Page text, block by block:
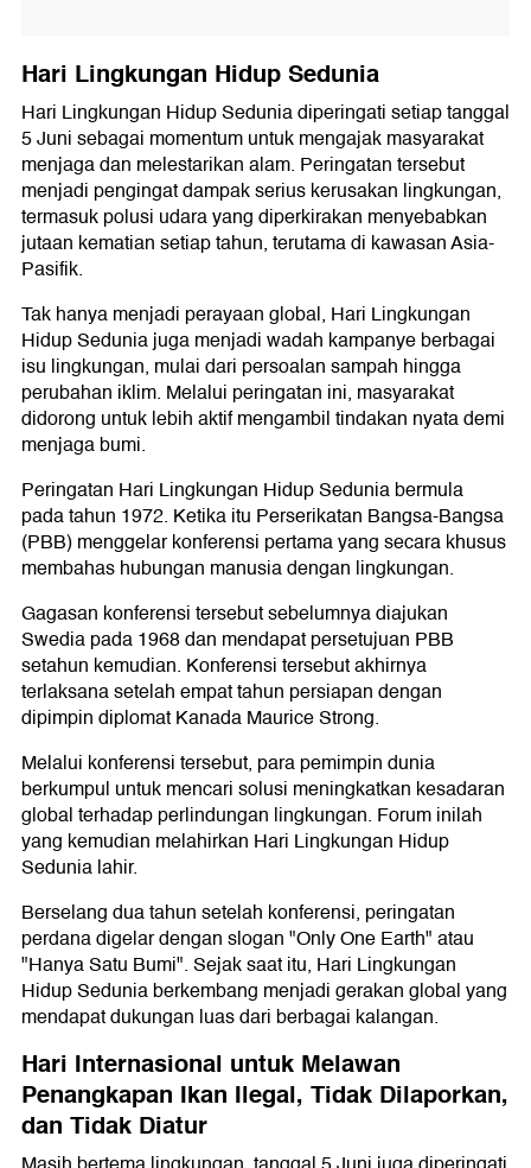
Hari Lingkungan Hidup Sedunia
Hari Lingkungan Hidup Sedunia diperingati setiap tanggal
5 Juni sebagai momentum untuk mengajak masyarakat
menjaga dan melestarikan alam. Peringatan tersebut
menjadi pengingat dampak serius kerusakan lingkungan,
termasuk polusi udara yang diperkirakan menyebabkan
jutaan kematian setiap tahun, terutama di kawasan Asia-
Pasifik.
Tak hanya menjadi perayaan global, Hari Lingkungan
Hidup Sedunia juga menjadi wadah kampanye berbagai
isu lingkungan, mulai dari persoalan sampah hingga
perubahan iklim. Melalui peringatan ini, masyarakat
didorong untuk lebih aktif mengambil tindakan nyata demi
menjaga bumi.
Peringatan Hari Lingkungan Hidup Sedunia bermula
pada tahun 1972. Ketika itu Perserikatan Bangsa-Bangsa
(PBB) menggelar konferensi pertama yang secara khusus
membahas hubungan manusia dengan lingkungan.
Gagasan konferensi tersebut sebelumnya diajukan
Swedia pada 1968 dan mendapat persetujuan PBB
setahun kemudian. Konferensi tersebut akhirnya
terlaksana setelah empat tahun persiapan dengan
dipimpin diplomat Kanada Maurice Strong.
Melalui konferensi tersebut, para pemimpin dunia
berkumpul untuk mencari solusi meningkatkan kesadaran
global terhadap perlindungan lingkungan. Forum inilah
yang kemudian melahirkan Hari Lingkungan Hidup
Sedunia lahir.
Berselang dua tahun setelah konferensi, peringatan
perdana digelar dengan slogan "Only One Earth" atau
"Hanya Satu Bumi". Sejak saat itu, Hari Lingkungan
Hidup Sedunia berkembang menjadi gerakan global yang
mendapat dukungan luas dari berbagai kalangan.
Hari Internasional untuk Melawan
Penangkapan Ikan Ilegal, Tidak Dilaporkan,
dan Tidak Diatur